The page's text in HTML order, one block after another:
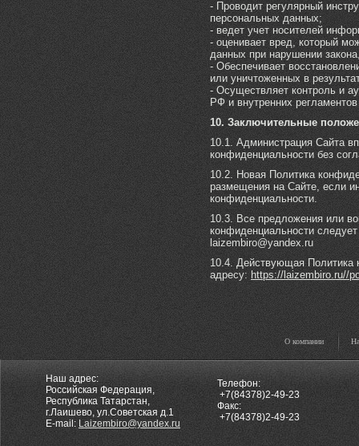
- Проводит регулярный
персональных данных;
- ведет учет носителей
- оценивает вред, который
данных при нарушении
- Обеспечивает
или уничтоженных в
- Осуществляет контроль и
РФ и внутренних
10. Заключительные
10.1. Администрация Сайта
конфиденциальности без
10.2. Новая Политика
размещения на Сайте, если
конфиденциальности.
10.3. Все предложения или
конфиденциальности
laizembiro@yandex.ru
10.4. Действующая Политика
адресу: https://laizembiro.ru//
О компании
Наш адрес:
Российская Федерация,
Республика Татарстан,
г.Лаишево, ул.Советская д.1
E-mail: Laizembiro@yandex.ru
Телефон:
+7(84378)2-49-23
Факс:
+7(84378)2-49-23